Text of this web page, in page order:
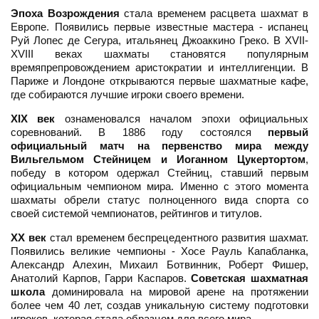
Эпоха Возрождения стала временем расцвета шахмат в
Европе. Появились первые известные мастера - испанец
Руй Лопес де Сегура, итальянец Джоаккино Греко. В XVII-
XVIII веках шахматы становятся популярным
времяпрепровождением аристократии и интеллигенции. В
Париже и Лондоне открываются первые шахматные кафе,
где собираются лучшие игроки своего времени.
XIX век ознаменовался началом эпохи официальных
соревнований. В 1886 году состоялся первый
официальный матч на первенство мира между
Вильгельмом Стейницем и Иоганном Цукертортом,
победу в котором одержал Стейниц, ставший первым
официальным чемпионом мира. Именно с этого момента
шахматы обрели статус полноценного вида спорта со
своей системой чемпионатов, рейтингов и титулов.
XX векстал временем беспрецедентного развития шахмат.
Появились великие чемпионы - Хосе Рауль Капабланка,
Александр Алехин, Михаил Ботвинник, Роберт Фишер,
Анатолий Карпов, Гарри Каспаров.Советская шахматная
школадоминировала на мировой арене на протяжении
более чем 40 лет, создав уникальную систему подготовки